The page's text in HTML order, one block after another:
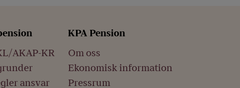
AKAP-KR
ansvar
KPA Pension
Om oss
Ekonomisk information
Pressrum